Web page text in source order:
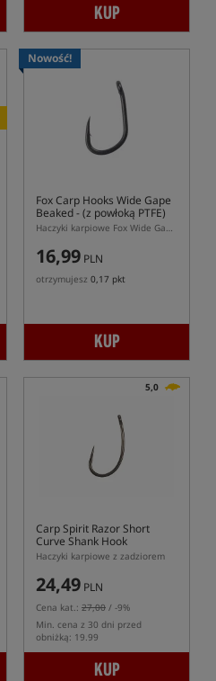
KUP
Nowość!
Fox Carp Hooks Wide Gape
Beaked- (z powłoką PTFE)
Haczyki karpiowe Fox Wide Gape Beaked PTFE
16,99 PLN
otrzymujesz 0,17 pkt
KUP
5,0
Carp Spirit Razor Short
Curve Shank Hook
Haczyki karpiowe z zadziorem
24,49 PLN
Cena kat.: 27,00 / -9%
Min. cena z 30 dni przed
obniżką: 19.99
KUP